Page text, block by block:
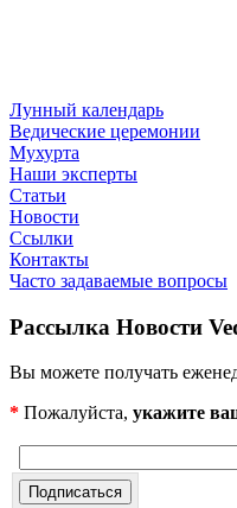
Лунный календарь
Ведические церемонии
Мухурта
Наши эксперты
Статьи
Новости
Ссылки
Контакты
Часто задаваемые вопросы
Рассылка Новости
Вы можете получать
* Пожалуйста, укажите